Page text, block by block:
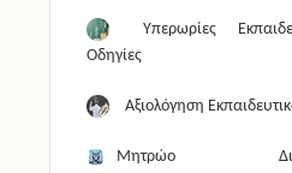
Υπερωρίες
Οδηγίες
Αξιολόγηση
Μητρώο